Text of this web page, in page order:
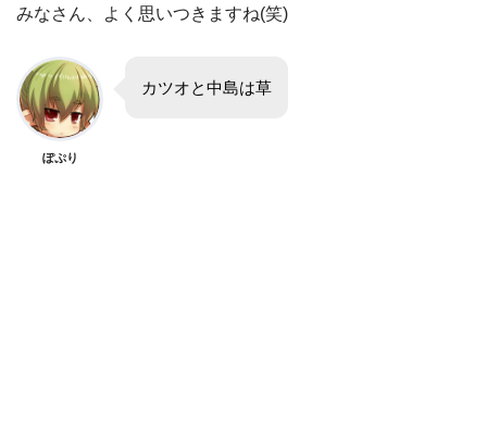
みなさん、よく思いつきますね(笑)
ぽぷり
カツオと中島は草